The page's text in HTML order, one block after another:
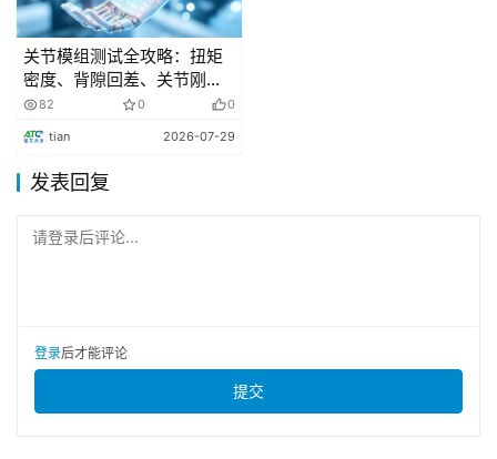
代表人为閤先庆，经营范围包括汽车销售、汽车零部件及配
件制造、汽车零配件批发等。
技术变革
特斯拉FSD重大突破
2026年1月9日，特斯拉AI负责人阿肖克埃勒斯瓦米确
不用扶方向盘!L3车辆正式上路
关节模组测试全攻略：扭矩
密度、背隙回差、关节刚度
一次讲
82 0 0
tian 2026-07-29
发表回复
请登录后评论...
登录后才能评论
提交